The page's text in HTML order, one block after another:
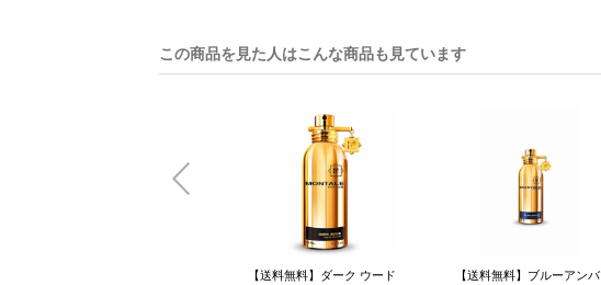
この商品を見た人はこんな商品も見ています
【送料無料】ダーク ウード
【送料無料】ブルーアンバ